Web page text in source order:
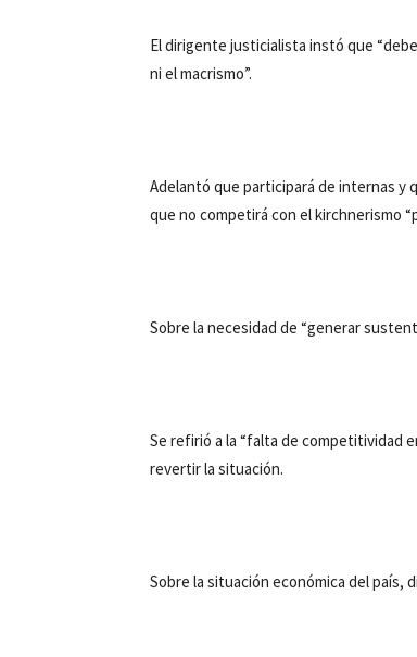
El dirigente justicialista instó que
ni el macrismo”.
Adelantó que participará de internas y
que no competirá con el kirchnerismo
Sobre la necesidad de “generar
Se refirió a la “falta de competitividad
revertir la situación.
Sobre la situación económica del país,